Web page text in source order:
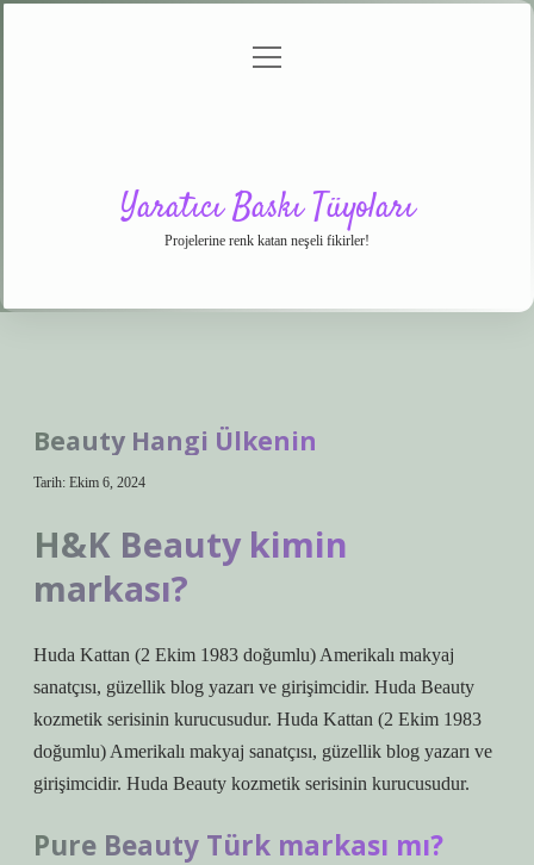
menüyü
Yaratıcı Baskı Tüyoları
Projelerine renk katan neşeli fikirler!
Beauty Hangi Ülkenin
Tarih: Ekim 6, 2024
H&K Beauty kimin
markası?
Huda Kattan (2 Ekim 1983 doğumlu) Amerikalı makyaj
sanatçısı, güzellik blog yazarı ve girişimcidir. Huda Beauty
kozmetik serisinin kurucusudur. Huda Kattan (2 Ekim 1983
doğumlu) Amerikalı makyaj sanatçısı, güzellik blog yazarı ve
girişimcidir. Huda Beauty kozmetik serisinin kurucusudur.
Pure Beauty Türk markası mı?